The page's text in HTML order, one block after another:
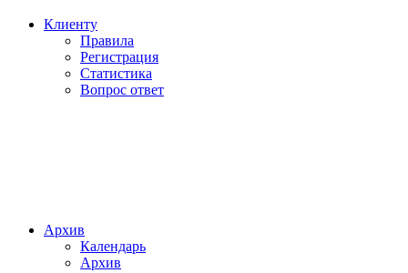
Клиенту
Правила
Регистрация
Статистика
Вопрос ответ
Архив
Календарь
Архив